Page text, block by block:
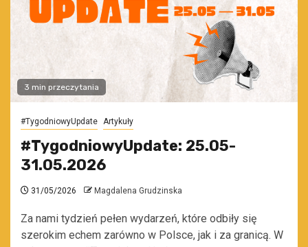
3 min przeczytania
#TygodniowyUpdate Artykuły
#TygodniowyUpdate: 25.05-
31.05.2026
31/05/2026 Magdalena Grudzinska
Za nami tydzień pełen wydarzeń, które odbiły się
szerokim echem zarówno w Polsce, jak i za granicą. W